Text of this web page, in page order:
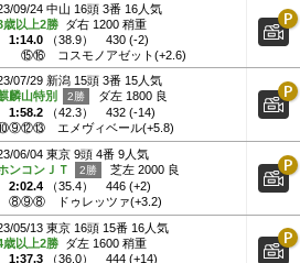
09/24 中山 16頭 3番 16人気
歳以上2勝 ダ右 1200 稍重
1:14.0 （38.9）
430 (-2)
⑮⑯
コスモノアゼット(+2.6)
07/29 新潟 15頭 3番 15人気
麟山特別
ダ左 1800 良
1:58.2 （42.3）
432 (-14)
エメヴィベール(+5.8)
06/04 東京 9頭 4番 9人気
ンコンＪＴ
芝左 2000 良
2:02.4 （35.4）
446 (+2)
⑧⑨⑧
ドゥレッツァ(+3.2)
05/13 東京 16頭 15番 16人気
歳以上2勝 ダ左 1600 稍重
1:37.3 （36.0）
444 (+14)